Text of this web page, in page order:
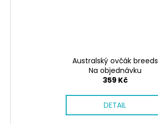
Australský ovčák breeds
Na objednávku
359 Kč
DETAIL